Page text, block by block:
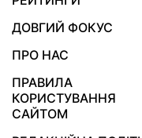
ДОВГИЙ ФОКУС
ПРО НАС
ПРАВИЛА
КОРИСТУВАННЯ
САЙТОМ